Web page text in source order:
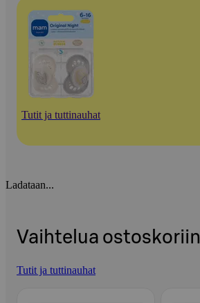
Tutit ja tuttinauhat
Ladataan...
Vaihtelua ostoskoriin
Tutit ja tuttinauhat